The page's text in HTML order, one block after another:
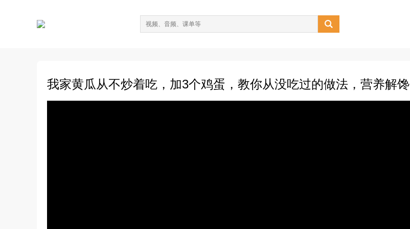

我家黄瓜从不炒着吃，加3个鸡蛋，教你从没吃过的做法，营养解馋